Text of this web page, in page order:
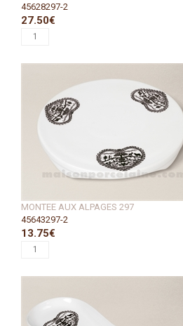
45628297-2
27.50€
MONTEE AUX ALPAGES 297
45643297-2
13.75€